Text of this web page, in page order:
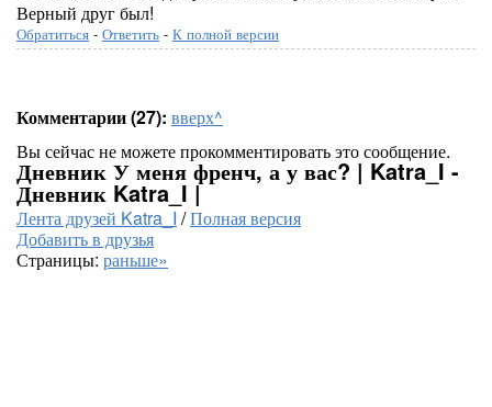
Верный друг был!
Обратиться - Ответить - К полной версии
Комментарии (27): вверх^
Вы сейчас не можете прокомментировать это сообщение.
Дневник У меня френч, а у вас? | Katra_I -
Дневник Katra_I |
Лента друзей Katra_I /Полная версия
Добавить в друзья
Страницы: раньше»